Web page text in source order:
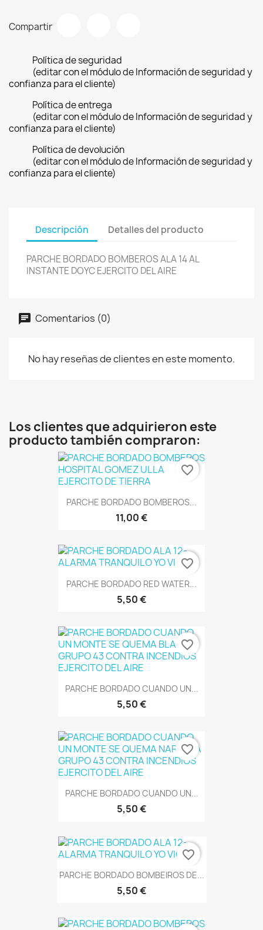
Compartir
Política de seguridad
(editar con el módulo de Información de seguridad y
confianza para el cliente)
Política de entrega
(editar con el módulo de Información de seguridad y
confianza para el cliente)
Política de devolución
(editar con el módulo de Información de seguridad y
confianza para el cliente)
Descripción Detalles del producto
PARCHE BORDADO BOMBEROS ALA 14 AL
INSTANTE DOYC EJERCITO DEL AIRE
Comentarios (0)
No hay reseñas de clientes en este momento.
Los clientes que adquirieron este
producto también compraron:
PARCHE BORDADO BOMBEROS...
11,00 €
favorite_border
PARCHE BORDADO RED WATER...
5,50 €
favorite_border
PARCHE BORDADO CUANDO UN...
5,50 €
favorite_border
PARCHE BORDADO CUANDO UN...
5,50 €
favorite_border
PARCHE BORDADO BOMBEIROS DE...
5,50 €
favorite_border